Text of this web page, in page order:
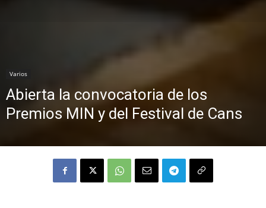
Varios
Abierta la convocatoria de los
Premios MIN y del Festival de Cans